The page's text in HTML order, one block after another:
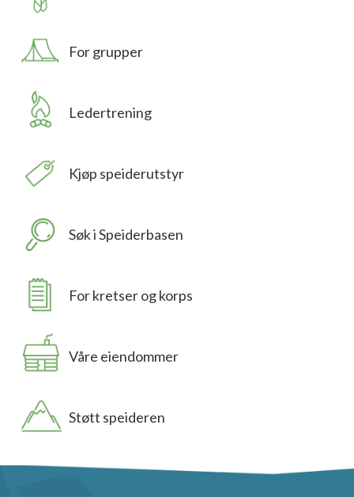
For grupper
Ledertrening
Kjøp speiderutstyr
Søk i Speiderbasen
For kretser og korps
Våre eiendommer
Støtt speideren